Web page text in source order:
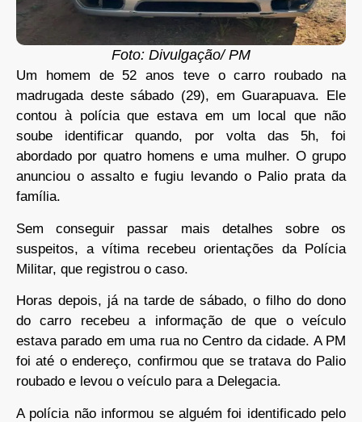
Foto: Divulgação/ PM
Um homem de 52 anos teve o carro roubado na
madrugada deste sábado (29), em Guarapuava. Ele
contou à polícia que estava em um local que não
soube identificar quando, por volta das 5h, foi
abordado por quatro homens e uma mulher. O grupo
anunciou o assalto e fugiu levando o Palio prata da
família.
Sem conseguir passar mais detalhes sobre os
suspeitos, a vítima recebeu orientações da Polícia
Militar, que registrou o caso.
Horas depois, já na tarde de sábado, o filho do dono
do carro recebeu a informação de que o veículo
estava parado em uma rua no Centro da cidade. A PM
foi até o endereço, confirmou que se tratava do Palio
roubado e levou o veículo para a Delegacia.
A polícia não informou se alguém foi identificado pelo